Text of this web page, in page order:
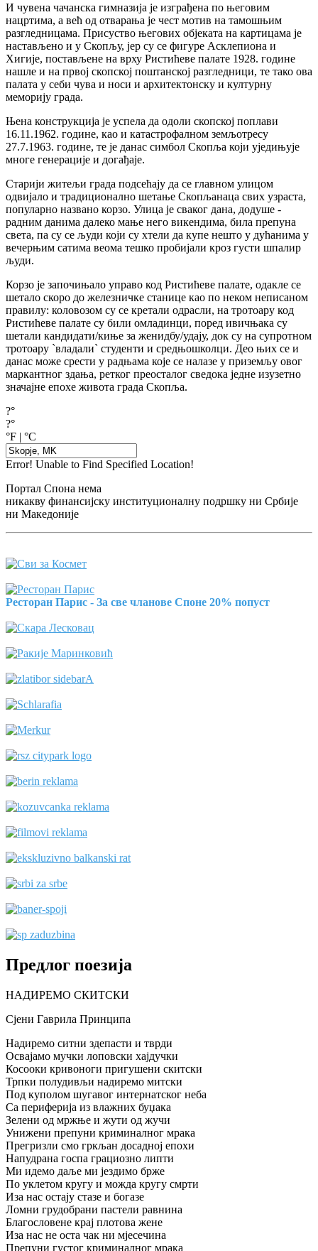
И чувена чачанска гимназија је изграђена по његовим
нацртима, а већ од отварања је чест мотив на тамошњим
разгледницама. Присуство његових објеката на картицама је
настављено и у Скопљу, јер су се фигуре Асклепиона и
Хигије, постављене на врху Ристићеве палате 1928. године
нашле и на првој скопској поштанској разгледници, те тако ова
палата у себи чува и носи и архитектонску и културну
меморију града.
Њена конструкција је успела да одоли скопској поплави
16.11.1962. године, као и катастрофалном земљотресу
27.7.1963. године, те је данас симбол Скопља који уједињује
многе генерације и догађаје.
Старији житељи града подсећају да се главном улицом
одвијало и традиционално шетање Скопљанаца свих узраста,
популарно названо корзо. Улица је сваког дана, додуше -
радним данима далеко мање него викендима, била препуна
света, па су се људи који су хтели да купе нешто у дућанима у
вечерњим сатима веома тешко пробијали кроз густи шпалир
људи.
Корзо је започињало управо код Ристићеве палате, одакле се
шетало скоро до железничке станице као по неком неписаном
правилу: коловозом су се кретали одрасли, на тротоару код
Ристићеве палате су били омладинци, поред ивичњака су
шетали кандидати/киње за женидбу/удају, док су на супротном
тротоару `владали` студенти и средњошколци. Део њих се и
данас може срести у радњама које се налазе у приземљу овог
маркантног здања, ретког преосталог сведока једне изузетно
значајне епохе живота града Скопља.
?°
?°
°F | °C
Error! Unable to Find Specified Location!
Портал Спона нема
никакву финансијску институционалну подршку ни Србије
ни Македоније
Ресторан Парис - За све чланове Споне 20% попуст
Предлог поезија
НАДИРЕМО СКИТСКИ
Сјени Гаврила Принципа
Надиремо ситни здепасти и тврди
Освајамо мучки лоповски хајдучки
Косооки кривоноги пригушени скитски
Трпки полудивљи надиремо митски
Под куполом шугавог интернатског неба
Са периферија из влажних буџака
Зелени од мржње и жути од жучи
Унижени препуни криминалног мрака
Прегризли смо гркљан досадној епохи
Напудрана госпа грациозно липти
Ми идемо даље ми јездимо брже
По уклетом кругу и можда кругу смрти
Иза нас остају стазе и богазе
Ломни грудобрани пастели равнина
Благословене крај плотова жене
Иза нас не оста чак ни мјесечина
Препуни густог криминалног мрака